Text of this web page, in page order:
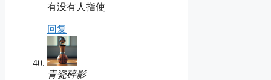
有没有人指使
回复
青瓷碎影